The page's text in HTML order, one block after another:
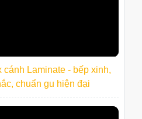
cánh Laminate - bếp xinh,
chuẩn gu hiện đại